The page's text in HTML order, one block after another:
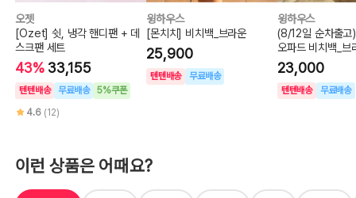
오젯
[Ozet] 쉿, 냉각 핸디팬 + 데
스크팬 세트
43% 33,155
텐텐배송 무료배송
5%쿠폰
4.6 (12)
윙하우스
[몬치치] 비치백_브라운
25,900
텐텐배송 무료배송
윙하우스
(8/12일 순차출고
오파드 비치백_브
23,000
텐텐배송 무료배송
이런 상품은 어때요?